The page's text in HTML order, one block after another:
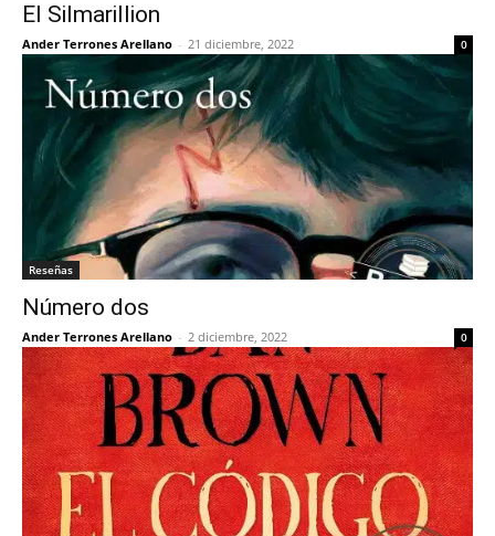
El Silmarillion
Ander Terrones Arellano - 21 diciembre, 2022 0
Reseñas
Número dos
Ander Terrones Arellano - 2 diciembre, 2022 0